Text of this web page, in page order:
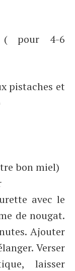
( pour 4-6
pistaches et
bon miel)
avec le
de nougat.
Ajouter
Verser
laisser